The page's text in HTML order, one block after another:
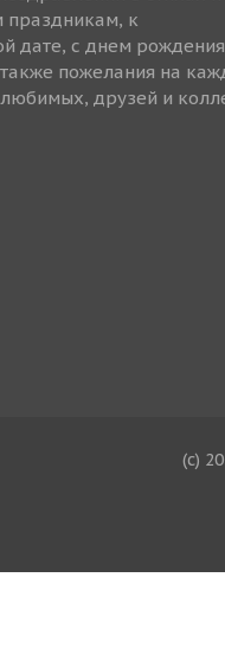
праздникам, к
дате, с днем
пожелания на
друзей и
(c)